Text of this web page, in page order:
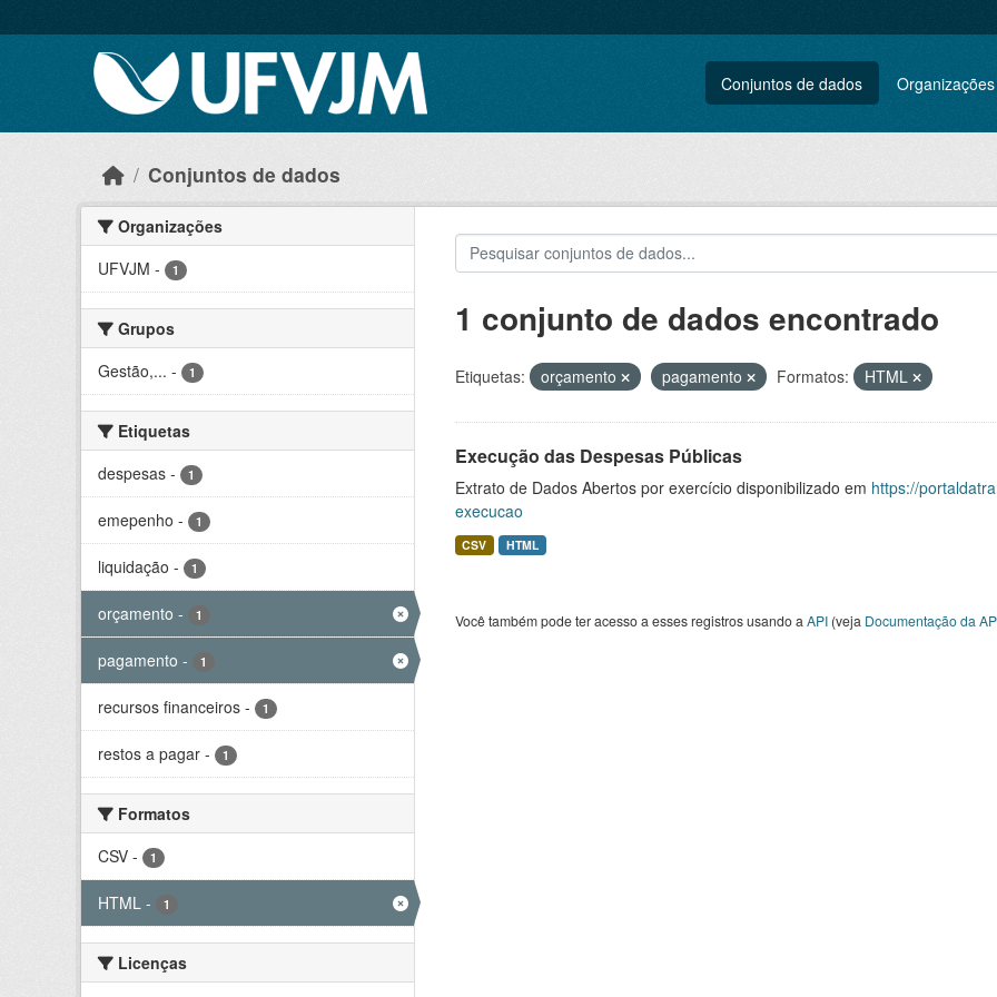
Conjuntos de dados Organizações
Conjuntos de dados
Organizações
UFVJM - 1
Grupos
Gestão,... - 1
Etiquetas
despesas - 1
emepenho - 1
liquidação - 1
orçamento - 1
pagamento - 1
recursos financeiros - 1
restos a pagar - 1
Formatos
CSV - 1
HTML - 1
Licenças
1 conjunto de dados encontrado
Etiquetas: orçamento pagamento Formatos: HTML
Execução das Despesas Públicas
Extrato de Dados Abertos por exercício disponibilizado em https://
execucao
CSV HTML
Você também pode ter acesso a esses registros usando a API(veja Documentação da